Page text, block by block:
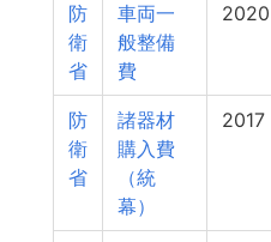
防
衛
省
車両一
般整備
費
2020
防
衛
省
諸器材
購入費
（統
幕）
2017